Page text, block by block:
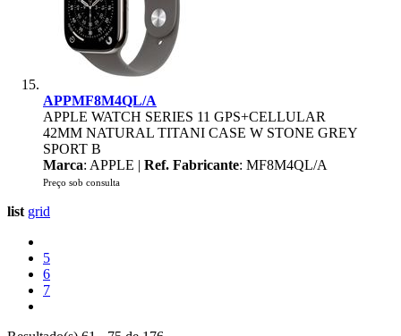
APPMF8M4QL/A
APPLE WATCH SERIES 11 GPS+CELLULAR
42MM NATURAL TITANI CASE W STONE GREY
SPORT B
Marca: APPLE | Ref. Fabricante: MF8M4QL/A
Preço sob consulta
list grid
5
6
7